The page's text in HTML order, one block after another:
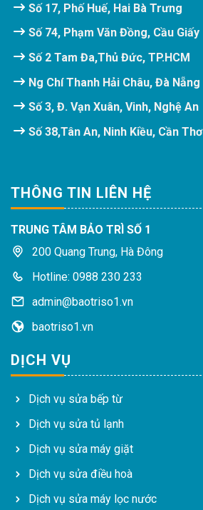
Số 17, Phố Huế, Hai Bà Trưng
Số 74, Phạm Văn Đồng, Cầu Giấy
Số 2 Tam Đa,Thủ Đức, TP.HCM
Ng Chí Thanh Hải Châu, Đà Nẵng
Số 3, Đ. Vạn Xuân, Vinh, Nghệ An
Số 38,Tân An, Ninh Kiều, Cần Thơ
THÔNG TIN LIÊN HỆ
TRUNG TÂM BẢO TRÌ SỐ 1
200 Quang Trung, Hà Đông
Hotline: 0988 230 233
admin@baotriso1.vn
baotriso1.vn
DỊCH VỤ
Dịch vụ sửa bếp từ
Dịch vụ sửa tủ lạnh
Dịch vụ sửa máy giặt
Dịch vụ sửa điều hoà
Dịch vụ sửa máy lọc nước